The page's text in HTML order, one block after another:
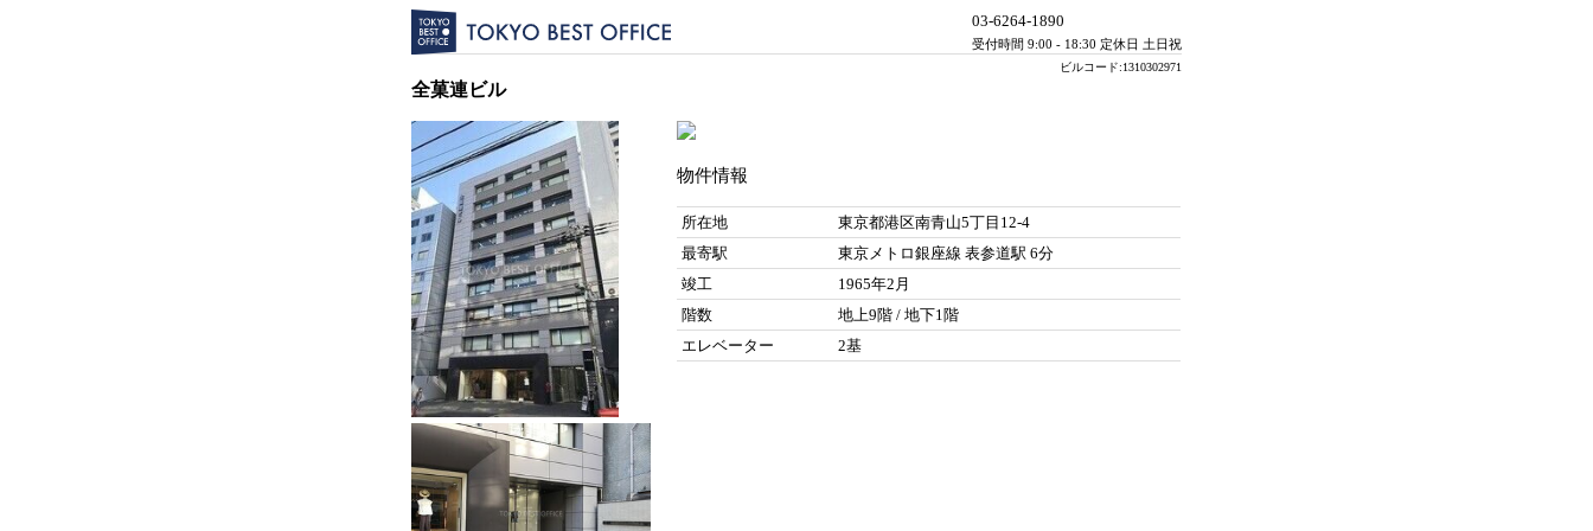
03-6264-1890
受付時間 9:00 - 18:30 定休日 土日祝
ビルコード:1310302971
全菓連ビル
物件情報
所在地
東京都港区南青山5丁目12-4
最寄駅
東京メトロ銀座線 表参道駅 6分
竣工
1965年2月
階数
地上9階 / 地下1階
エレベーター
2基